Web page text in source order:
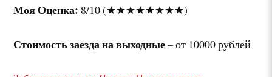
Моя Оценка: 8/10 (★★★★★★★★)
Стоимость заезда на выходные– от 10000 рублей